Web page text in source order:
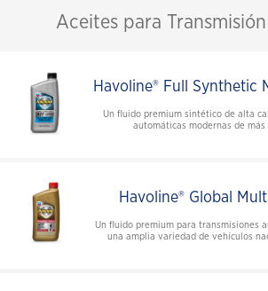
Aceites para
Havoline® Full Synthetic
Un fluido premium sintético de alta
automáticas modernas de más
Havoline® Global
Un fluido premium para transmisiones
una amplia variedad de vehículos